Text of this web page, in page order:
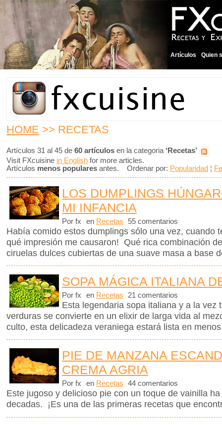
Artículos Quien
HOME >> RECETAS
Artículos 31 al 45 de 60 artículos en la categoria ‘Recetas’
Visit FXcuisine in English for more articles.
Artículos menos populares antes. Ordenar por: Popularidad ¦
LOS DUMPLINGS
MI INFANCIA
Por fx en Recetas 55 comentarios
Había comido estos dumplings sólo una vez, cuando
qué impresión me causaron! Qué rica combinación
ciruelas dulces cubiertas de una suave masa a base
SOPA MÁGICA ITALIANA
Por fx en Recetas 21 comentarios
Esta legendaria sopa italiana y a la vez
verduras se convierte en un elixir de larga vida al
culto, esta delicadeza veraniega estará lista en
PIE DE MANZANA
CREMA AGRIA
Por fx en Recetas 44 comentarios
Este jugoso y delicioso pie con un toque de vainilla
decadas. ¡Es una de las primeras recetas que